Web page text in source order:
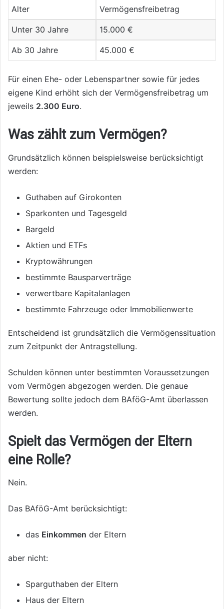
Alter Vermögensfreibetrag
Unter 30 Jahre 15.000 €
Ab 30 Jahre 45.000 €
Für einen Ehe- oder Lebenspartner sowie für jedes
eigene Kind erhöht sich der Vermögensfreibetrag um
jeweils 2.300 Euro.
Was zählt zum Vermögen?
Grundsätzlich können beispielsweise berücksichtigt
werden:
Guthaben auf Girokonten
Sparkonten und Tagesgeld
Bargeld
Aktien und ETFs
Kryptowährungen
bestimmte Bausparverträge
verwertbare Kapitalanlagen
bestimmte Fahrzeuge oder Immobilienwerte
Entscheidend ist grundsätzlich die Vermögenssituation
zum Zeitpunkt der Antragstellung.
Schulden können unter bestimmten Voraussetzungen
vom Vermögen abgezogen werden. Die genaue
Bewertung sollte jedoch dem BAföG-Amt überlassen
werden.
Spielt das Vermögen der Eltern
eine Rolle?
Nein.
Das BAföG-Amt berücksichtigt:
das Einkommen der Eltern
aber nicht:
Sparguthaben der Eltern
Haus der Eltern